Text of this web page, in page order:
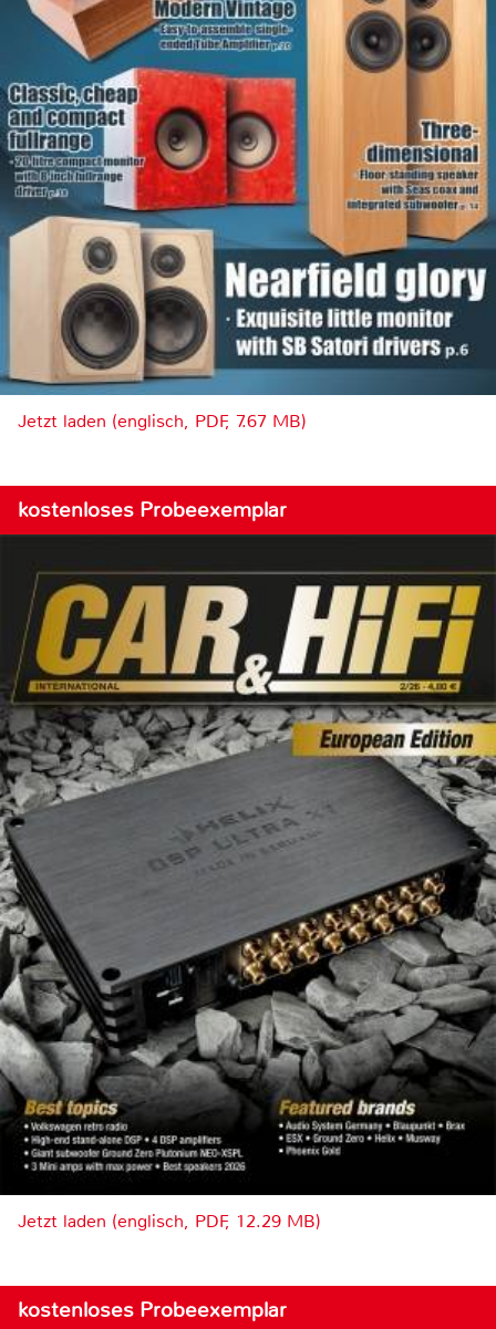
Jetzt laden (englisch, PDF, 7.67 MB)
kostenloses Probeexemplar
Jetzt laden (englisch, PDF, 12.29 MB)
kostenloses Probeexemplar